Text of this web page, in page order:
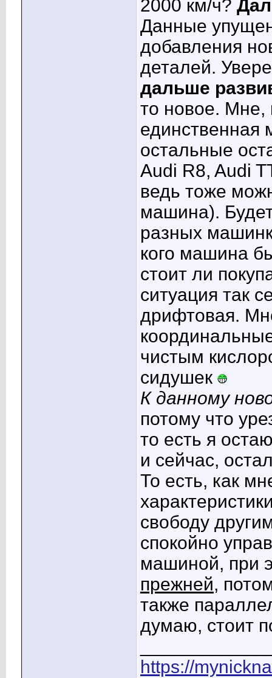
2000 км/ч?
Данные
добавления
деталей.
дальше
то новое. Мне,
единственная
остальные
Audi R8, Audi
ведь тоже
машина).
разных
кого машина
стоит ли
ситуация так
дрифтовая.
чистым
сидушек
К данному
потому что
то есть я
и сейчас,
То есть, как
свободу
спокойно
машиной, при
прежней,
также
думаю, стоит
https://